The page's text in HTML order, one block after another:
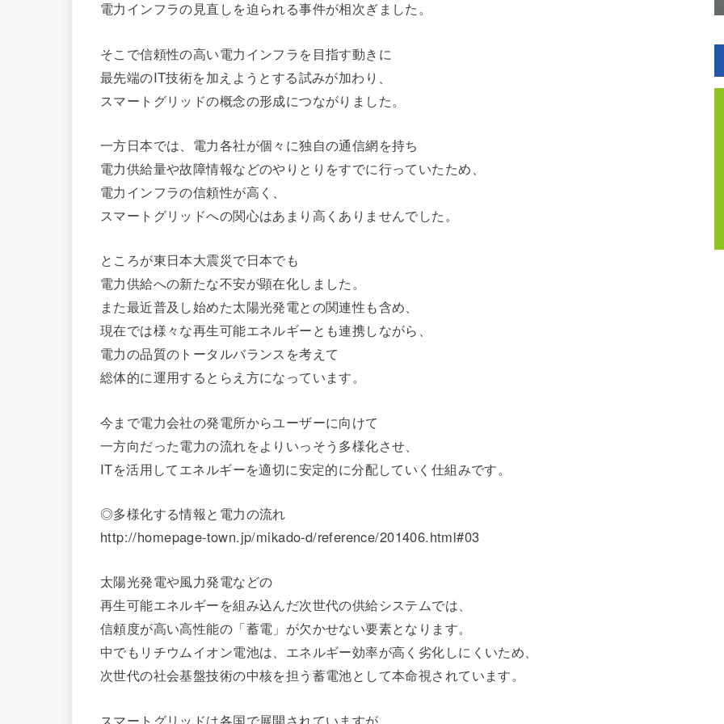
電力インフラの見直しを迫られる事件が相次ぎました。
そこで信頼性の高い電力インフラを目指す動きに
最先端のIT技術を加えようとする試みが加わり、
スマートグリッドの概念の形成につながりました。
一方日本では、電力各社が個々に独自の通信網を持ち
電力供給量や故障情報などのやりとりをすでに行っていたため、
電力インフラの信頼性が高く、
スマートグリッドへの関心はあまり高くありませんでした。
ところが東日本大震災で日本でも
電力供給への新たな不安が顕在化しました。
また最近普及し始めた太陽光発電との関連性も含め、
現在では様々な再生可能エネルギーとも連携しながら、
電力の品質のトータルバランスを考えて
総体的に運用するとらえ方になっています。
今まで電力会社の発電所からユーザーに向けて
一方向だった電力の流れをよりいっそう多様化させ、
ITを活用してエネルギーを適切に安定的に分配していく仕組みです。
◎多様化する情報と電力の流れ
http://homepage-town.jp/mikado-d/reference/201406.html#03
太陽光発電や風力発電などの
再生可能エネルギーを組み込んだ次世代の供給システムでは、
信頼度が高い高性能の「蓄電」が欠かせない要素となります。
中でもリチウムイオン電池は、エネルギー効率が高く劣化しにくいため、
次世代の社会基盤技術の中核を担う蓄電池として本命視されています。
スマートグリッドは各国で展開されていますが、